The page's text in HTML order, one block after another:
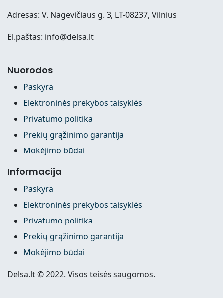
Adresas: V. Nagevičiaus g. 3, LT-08237, Vilnius
El.paštas: info@delsa.lt
Nuorodos
Paskyra
Elektroninės prekybos taisyklės
Privatumo politika
Prekių grąžinimo garantija
Mokėjimo būdai
Informacija
Paskyra
Elektroninės prekybos taisyklės
Privatumo politika
Prekių grąžinimo garantija
Mokėjimo būdai
Delsa.lt © 2022. Visos teisės saugomos.